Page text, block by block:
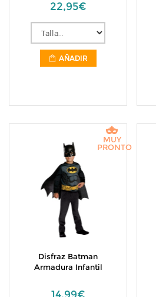
22,95€
AÑADIR
Disfraz Batman
Armadura Infantil
MUY
PRONTO